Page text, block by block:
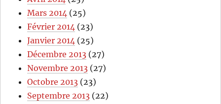
Mars 2014 (25)
Février 2014 (23)
Janvier 2014 (25)
Décembre 2013 (27)
Novembre 2013 (27)
Octobre 2013 (23)
Septembre 2013 (22)